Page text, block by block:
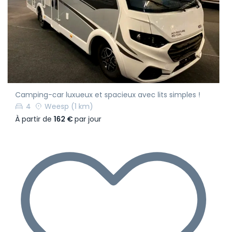
Camping-car luxueux et spacieux avec lits simples !
4
Weesp (1 km)
À partir de 162 €par jour